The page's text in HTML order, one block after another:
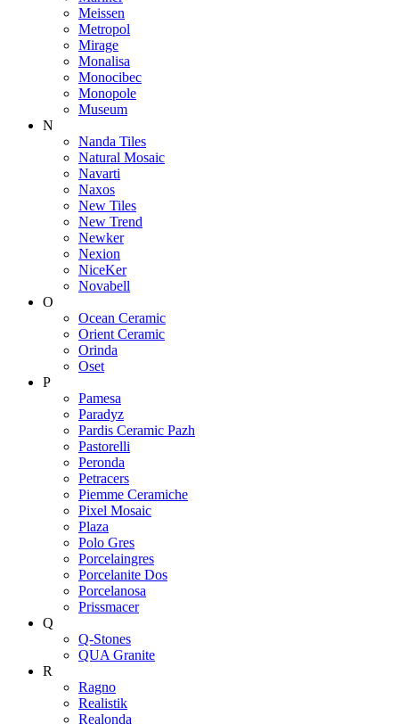
Meissen
Metropol
Mirage
Monalisa
Monocibec
Monopole
Museum
N
Nanda Tiles
Natural Mosaic
Navarti
Naxos
New Tiles
New Trend
Newker
Nexion
NiceKer
Novabell
O
Ocean Ceramic
Orient Ceramic
Orinda
Oset
P
Pamesa
Paradyz
Pardis Ceramic Pazh
Pastorelli
Peronda
Petracers
Piemme Ceramiche
Pixel Mosaic
Plaza
Polo Gres
Porcelaingres
Porcelanite Dos
Porcelanosa
Prissmacer
Q
Q-Stones
QUA Granite
R
Ragno
Realistik
Realonda